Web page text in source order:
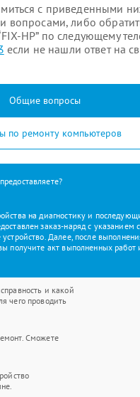
с приведенными
вопросами, либо
HP” по следующему
если не нашли ответ на
Общие вопросы
по ремонту компьютеров
на диагностику и
заказ-наряд с указанием
Далее, после
получите акт выполненных работ
и какой
чего проводить
Сможете